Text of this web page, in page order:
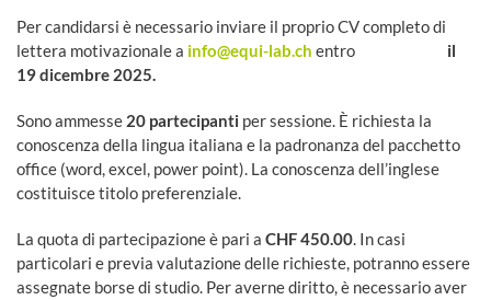
Per candidarsi è necessario inviare il proprio CV completo di
lettera motivazionale a info@equi-lab.ch entro il
19 dicembre 2025.
Sono ammesse 20 partecipanti per sessione. È richiesta la
conoscenza della lingua italiana e la padronanza del pacchetto
office (word, excel, power point). La conoscenza dell’inglese
costituisce titolo preferenziale.
La quota di partecipazione è pari a CHF 450.00. In casi
particolari e previa valutazione delle richieste, potranno essere
assegnate borse di studio. Per averne diritto, è necessario aver